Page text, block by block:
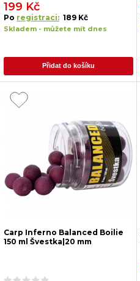
199 Kč
Po registraci: 189 Kč
Skladem - můžete mít dnes
Přidat do košíku
Carp Inferno Balanced Boilie
150 ml Švestka|20 mm